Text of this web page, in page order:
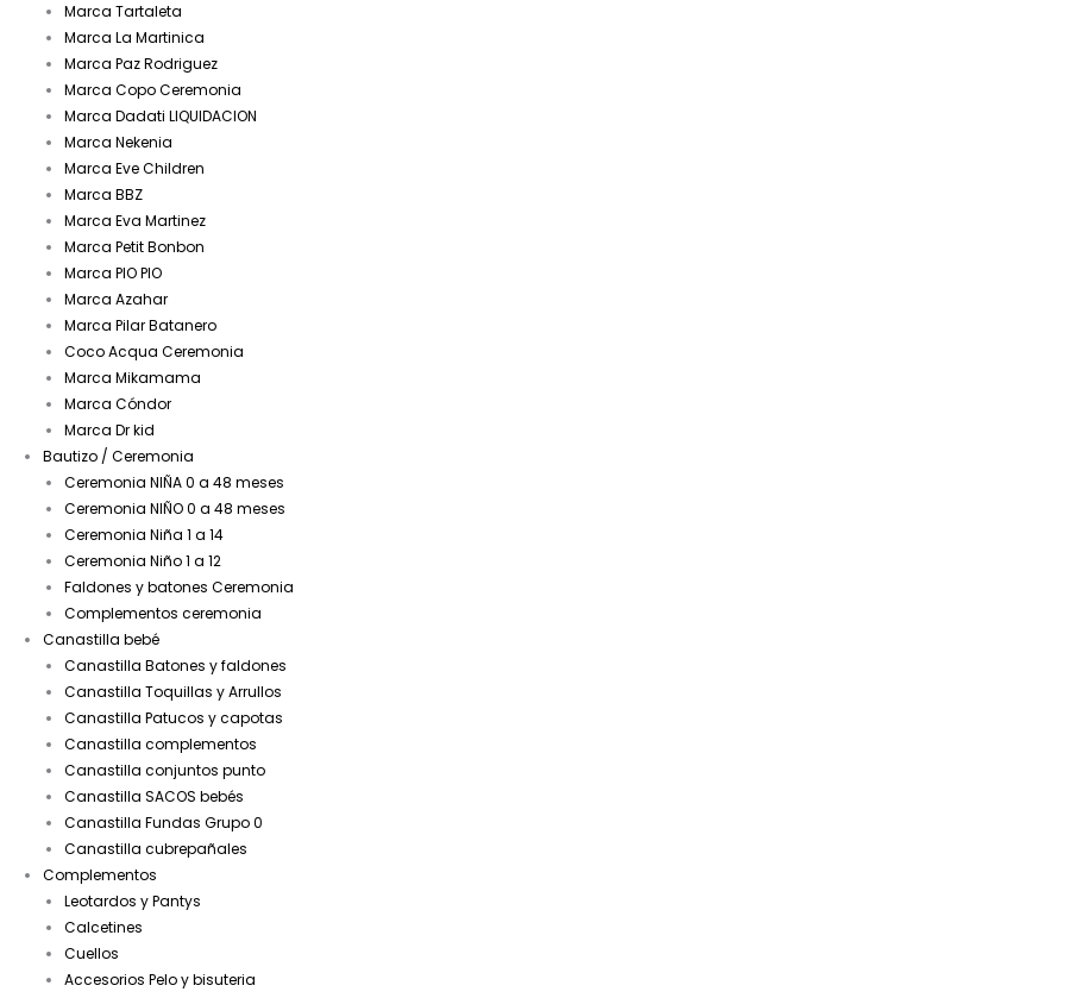
Marca Tartaleta
Marca La Martinica
Marca Paz Rodriguez
Marca Copo Ceremonia
Marca Dadati LIQUIDACION
Marca Nekenia
Marca Eve Children
Marca BBZ
Marca Eva Martinez
Marca Petit Bonbon
Marca PIO PIO
Marca Azahar
Marca Pilar Batanero
Coco Acqua Ceremonia
Marca Mikamama
Marca Cóndor
Marca Dr kid
Bautizo / Ceremonia
Ceremonia NIÑA 0 a 48 meses
Ceremonia NIÑO 0 a 48 meses
Ceremonia Niña 1 a 14
Ceremonia Niño 1 a 12
Faldones y batones Ceremonia
Complementos ceremonia
Canastilla bebé
Canastilla Batones y faldones
Canastilla Toquillas y Arrullos
Canastilla Patucos y capotas
Canastilla complementos
Canastilla conjuntos punto
Canastilla SACOS bebés
Canastilla Fundas Grupo 0
Canastilla cubrepañales
Complementos
Leotardos y Pantys
Calcetines
Cuellos
Accesorios Pelo y bisuteria